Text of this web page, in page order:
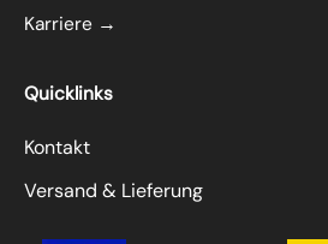
Karriere →
Quicklinks
Kontakt
Versand & Lieferung